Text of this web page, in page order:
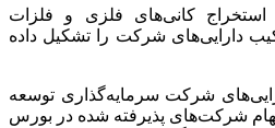
کانی‌های فلزی و فلزات
۹۰ درصد ترکیب دارایی‌های شرکت را تشکیل داده
90 درصد دارایی‌های شرکت سرمایه‌گذاری توسعه
شرکت‌های پذیرفته شده در بورس